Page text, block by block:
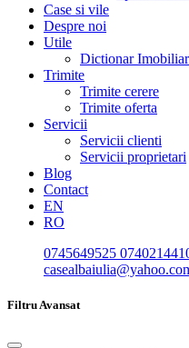
Case si vile
Despre noi
Utile
Dictionar Imobiliar
Trimite
Trimite cerere
Trimite oferta
Servicii
Servicii clienti
Servicii proprietari
Blog
Contact
EN
RO
0745649525
Filtru Avansat